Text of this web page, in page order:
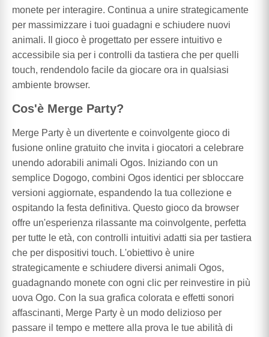
monete per interagire. Continua a unire strategicamente
per massimizzare i tuoi guadagni e schiudere nuovi
animali. Il gioco è progettato per essere intuitivo e
accessibile sia per i controlli da tastiera che per quelli
touch, rendendolo facile da giocare ora in qualsiasi
ambiente browser.
Cos'è Merge Party?
Merge Party è un divertente e coinvolgente gioco di
fusione online gratuito che invita i giocatori a celebrare
unendo adorabili animali Ogos. Iniziando con un
semplice Dogogo, combini Ogos identici per sbloccare
versioni aggiornate, espandendo la tua collezione e
ospitando la festa definitiva. Questo gioco da browser
offre un'esperienza rilassante ma coinvolgente, perfetta
per tutte le età, con controlli intuitivi adatti sia per tastiera
che per dispositivi touch. L'obiettivo è unire
strategicamente e schiudere diversi animali Ogos,
guadagnando monete con ogni clic per reinvestire in più
uova Ogo. Con la sua grafica colorata e effetti sonori
affascinanti, Merge Party è un modo delizioso per
passare il tempo e mettere alla prova le tue abilità di